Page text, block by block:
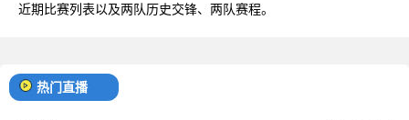
近期比赛列表以及两队历史交锋、两队赛程。
热门直播